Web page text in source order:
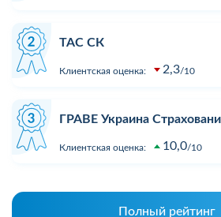
ТАС СК
Клиентская оценка: 2,3 10
ГРАВЕ Украина
Клиентская оценка: 10,0 10
Полный рейтинг